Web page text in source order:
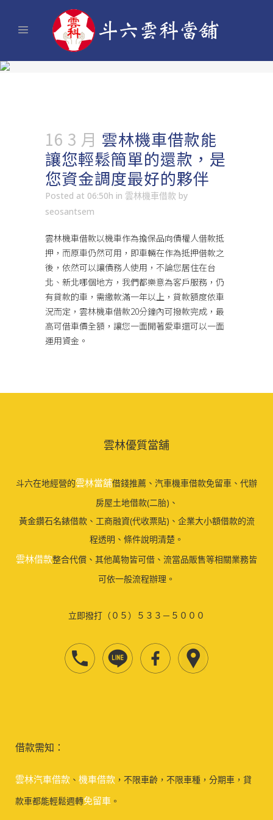
16 3 月 雲林機車借款能
讓您輕鬆簡單的還款，是
您資金調度最好的夥伴
Posted at 06:50h in 雲林機車借款 by
seosantsem
雲林機車借款以機車作為擔保品向債權人借款抵
押，而原車仍然可用，即車輛在作為抵押借款之
後，依然可以讓債務人使用，不論您居住在台
北、新北哪個地方，我們都樂意為客戶服務，仍
有貸款的車，需繳款滿一年以上，貸款額度依車
況而定，雲林機車借款20分鐘內可撥款完成，最
高可借車價全額，讓您一面開著愛車還可以一面
運用資金。
雲林優質當舖
斗六在地經營的雲林當舖借錢推薦、汽車機車借款免留車、代辦
房屋土地借款(二胎)、
黃金鑽石名錶借款、工商融資(代收票貼)、企業大小額借款的流
程透明、條件說明清楚。
雲林借款整合代償、其他萬物皆可借、流當品販售等相關業務皆
可依一般流程辦理。
立即撥打（０５）５３３－５０００
借款需知：
雲林汽車借款 、 機車借款 ，不限車齡，不限車種，分期車，貸
款車都能輕鬆週轉免留車 。